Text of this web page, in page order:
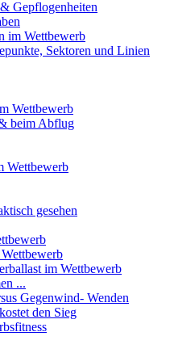
Gepflogenheiten
im Wettbewerb
Sektoren und Linien
Wettbewerb
beim Abflug
Wettbewerb
gesehen
im Wettbewerb
...
Gegenwind- Wenden
den Sieg